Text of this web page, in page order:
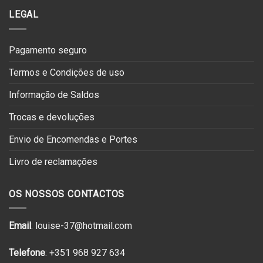
LEGAL
Pagamento seguro
Termos e Condições de uso
Informação de Saldos
Trocas e devoluções
Envio de Encomendas e Portes
Livro de reclamações
OS NOSSOS CONTACTOS
Email : louise-37@hotmail.com
Telefone: +351 968 927 634